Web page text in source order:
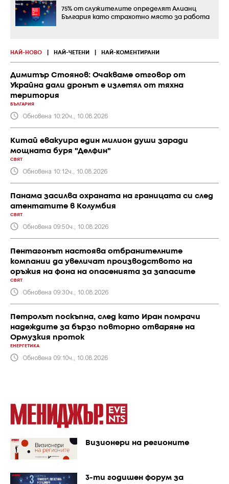
НАЙ-НОВО НАЙ-ЧЕТЕНИ НАЙ-КОМЕНТИРАНИ
Димитър Стоянов: Очакваме отговор от
Украйна дали дронът е излетял от тяхна
територия
БЪЛГАРИЯ
Обновена 10:20ч., 10.08.2026
Китай евакуира един милион души заради
мощната буря "Делфин"
СВЯТ
Обновена 10:12ч., 10.08.2026
Панама засилва охраната на границата си след
атентатите в Колумбия
СВЯТ
Обновена 09:50ч., 10.08.2026
Пентагонът настоява отбранителните
компании да увеличат производството на
оръжия на фона на опасенията за запасите
СВЯТ
Обновена 09:30ч., 10.08.2026
Петролът поскъпна, след като Иран помрачи
надеждите за бързо повторно отваряне на
Ормузкия проток
ЕНЕРГЕТИКА
Обновена 09:10ч., 10.08.2026
75% от служителите определят Алианц
България като страхотно място за работа
Визионери на регионите
3-ти годишен форум за